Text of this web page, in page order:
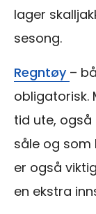
lager
sesong.
Regntøy –
obligatorisk.
tid ute, også
såle og som
er også
en ekstra